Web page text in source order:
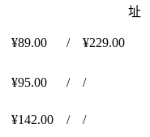
址
¥89.00 / ¥229.00
¥95.00 / /
¥142.00 / /